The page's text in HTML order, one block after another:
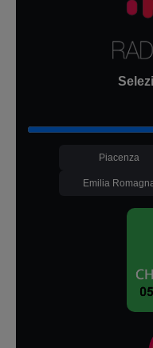
Piacenza
Emilia